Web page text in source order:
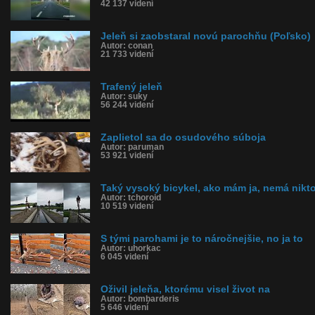
42 137 videní
Jeleň si zaobstaral novú parochňu (Poľsko)
Autor: conan
21 733 videní
Trafený jeleň
Autor: suky
56 244 videní
Zaplietol sa do osudového súboja
Autor: paruman
53 921 videní
Taký vysoký bicykel, ako mám ja, nemá
Autor: tchoroid
10 519 videní
S tými parohami je to náročnejšie, no ja to
Autor: uhorkac
6 045 videní
Oživil jeleňa, ktorému visel život na
Autor: bombarderis
5 646 videní